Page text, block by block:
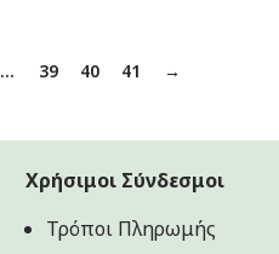
… 39 40 41 →
Χρήσιμοι Σύνδεσμοι
Τρόποι Πληρωμής